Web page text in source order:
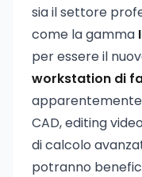
sia il settore
come la gamma
per essere il
workstation di
apparentemente
CAD, editing
di calcolo
potranno